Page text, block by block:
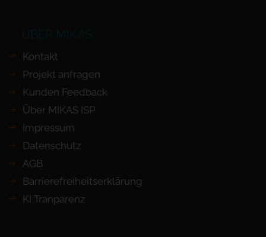
ÜBER MIKAS
Kontakt
Projekt anfragen
Kunden Feedback
Über MIKAS ISP
Impressum
Datenschutz
AGB
Barrierefreiheits­erklärung
KI Tranparenz